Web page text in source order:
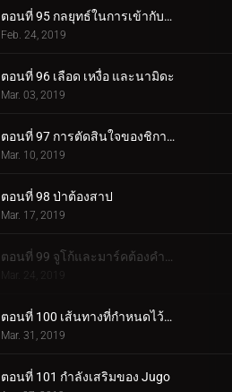
ตอนที่ 95 กลยุทธ์ในการเข้ากับลูกสาวของคุณ
Feb. 24, 2019
ตอนที่ 96 เลือด เหงื่อ และนามิดะ
Mar. 03, 2019
ตอนที่ 97 การตัดสินใจของชิกาได
Mar. 10, 2019
ตอนที่ 98 ป่าต้องสาป
Mar. 17, 2019
Mar. 24, 2019
ตอนที่ 100 เส้นทางที่กำหนดไว้ล่วงหน้า
Mar. 31, 2019
ตอนที่ 101 กำลังเสริมของ Jugo